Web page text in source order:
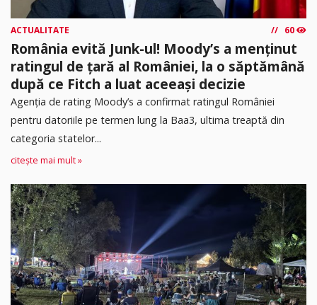
ACTUALITATE 60
România evită Junk-ul! Moody’s a menținut
ratingul de țară al României, la o săptămână
după ce Fitch a luat aceeași decizie
Agenția de rating Moody’s a confirmat ratingul României
pentru datoriile pe termen lung la Baa3, ultima treaptă din
categoria statelor...
citește mai mult »